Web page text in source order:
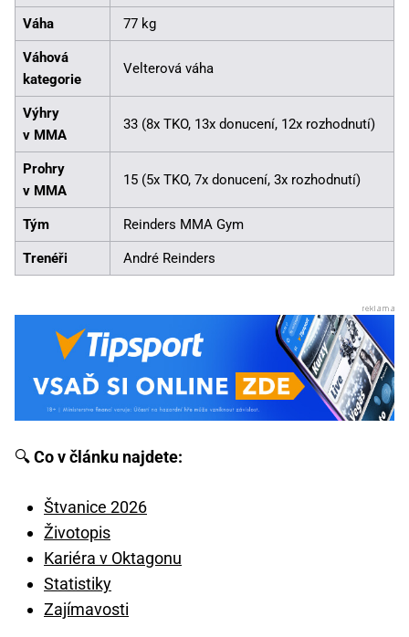
Váha 77 kg
Váhová
kategorie
Velterová váha
Výhry
v MMA
33 (8x TKO, 13x donucení, 12x rozhodnutí)
Prohry
v MMA
15 (5x TKO, 7x donucení, 3x rozhodnutí)
Tým Reinders MMA Gym
Trenéři André Reinders
🔍Co v článku najdete:
Štvanice 2026
Životopis
Kariéra v Oktagonu
Statistiky
Zajímavosti